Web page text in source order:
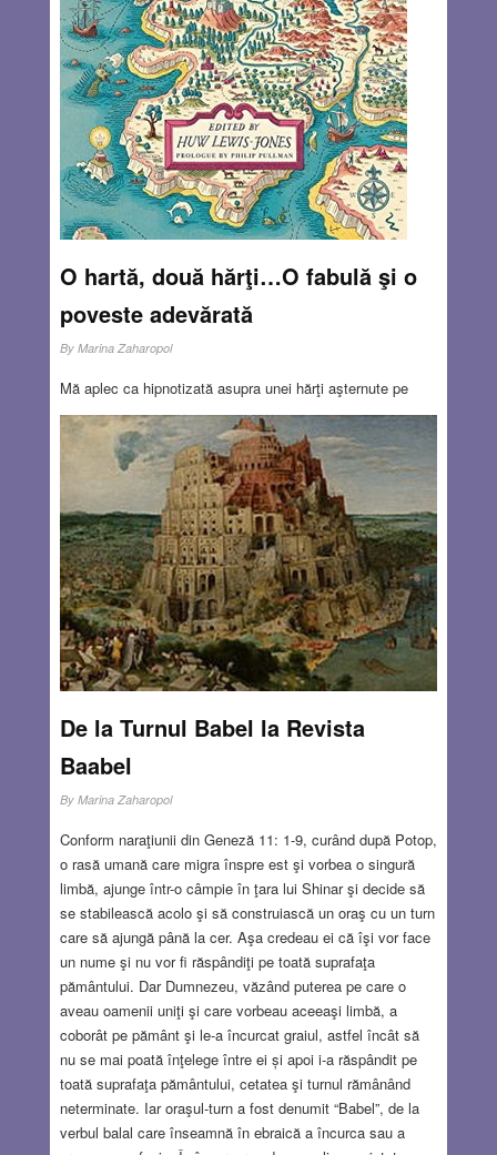
O hartă, două hărţi…O fabulă şi o
poveste adevărată
By Marina Zaharopol
Mă aplec ca hipnotizată asupra unei hărţi aşternute pe
masă. O netezesc cu grijă şi în timp ce mă orientez
printre semne, hârtia îmi vorbeşte cu sunetele auzite sau
imaginate ale meleagurilor reprezentate, îmi proiectează
imagini înregistrate în subconştient – reale sau imaginare
– și mă răsfaţă cu o adiere proaspătă de brad, sau cu
briza salină a mării. Ce mult reprezintă pentru mine
această foaie de hârtie presărată cu semne, simboluri şi
denumiri! De câte ori am încercat aceleaşi sentimente de
nerăbdare în anticiparea plăcerii unei călătorii, revederii
unor prieteni, sau nostalgie în cazul când semnele magice
îmi readuceau în memorie momentele unei excursii reuşite
și care, poate, ar trebui repetată. Încărcătura emoţională a
acest sens, o compar cu un emoji…Nu sunt unică în a
considera că rolul unei hărţi nu se reduce la scopul ei de a
te orienta în spaţiu; sunt atrasă tocmai de atributele care îi
depăşesc rolul utilitar.
AUG 11, 2022 17 COMMENTS
De la Turnul Babel la Revista
Baabel
By Marina Zaharopol
Conform naraţiunii din Geneză 11: 1-9, curând după Potop,
o rasă umană care migra înspre est şi vorbea o singură
limbă, ajunge într-o câmpie în ţara lui Shinar şi decide să
se stabilească acolo şi să construiască un oraş cu un turn
care să ajungă până la cer. Aşa credeau ei că îşi vor face
un nume şi nu vor fi răspândiţi pe toată suprafaţa
pământului. Dar Dumnezeu, văzând puterea pe care o
aveau oamenii uniţi şi care vorbeau aceeaşi limbă, a
coborât pe pământ şi le-a încurcat graiul, astfel încât să
nu se mai poată înţelege între ei și apoi i-a răspândit pe
toată suprafaţa pământului, cetatea şi turnul rămânând
neterminate. Iar oraşul-turn a fost denumit “Babel”, de la
verbul balal care înseamnă în ebraică a încurca sau a